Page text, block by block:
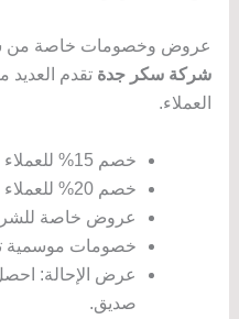
عروض وخصومات خاصة من
شركة سكر جدة تقدم
العملاء.
خصم 15% للعملاء الجدد.
خصم 20% للعملاء الدائمين.
عروض خاصة
خصومات موسمية تصل
صديق.